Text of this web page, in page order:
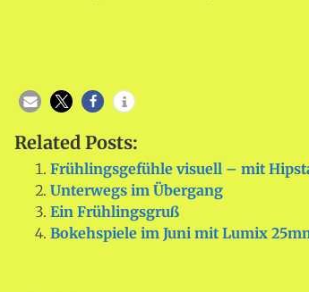
Related Posts:
Frühlingsgefühle visuell – mit
Unterwegs im Übergang
Ein Frühlingsgruß
Bokehspiele im Juni mit Lumix